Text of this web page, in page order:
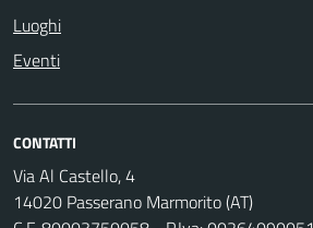
Luoghi
Eventi
CONTATTI
Via Al Castello, 4
14020 Passerano Marmorito (AT)